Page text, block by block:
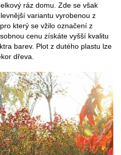
ráz domu. Zde se však
variantu vyrobenou z
který se vžilo označení z
cenu získáte vyšší kvalitu
barev. Plot z dutého plastu lze
dřeva.